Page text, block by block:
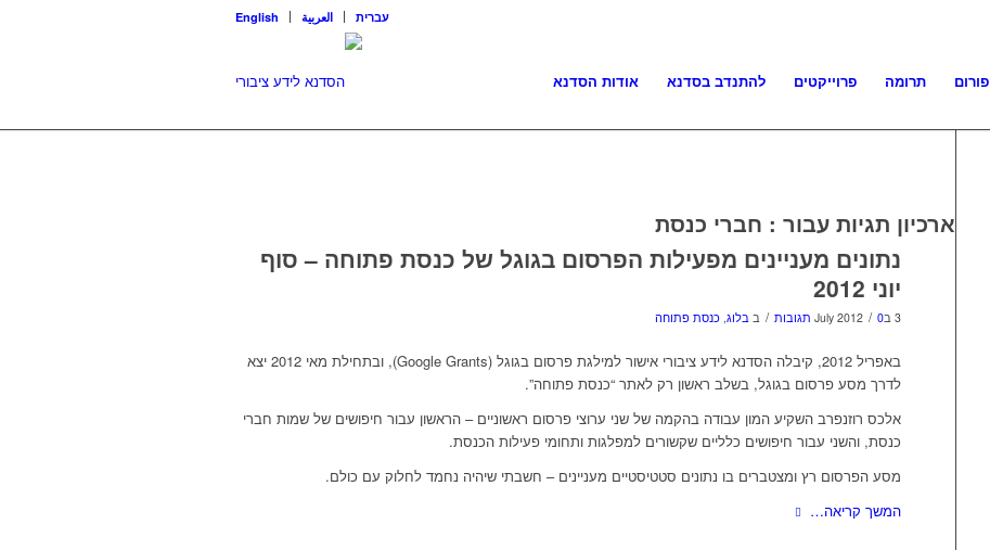
English العربية עברית
אודות הסדנא להתנדב בסדנא פרוייקטים תרומה פורום
ארכיון תגיות עבור : חברי כנסת
נתונים מעניינים מפעילות הפרסום בגוגל של כנסת פתוחה – סוף
יוני 2012
3 בJuly 2012 / 0 תגובות / ב בלוג, כנסת פתוחה
באפריל 2012, קיבלה הסדנא לידע ציבורי אישור למילגת פרסום בגוגל (Google Grants), ובתחילת מאי 2012 יצא
לדרך מסע פרסום בגוגל, בשלב ראשון רק לאתר “כנסת פתוחה”.
אלכס רוזנפרב השקיע המון עבודה בהקמה של שני ערוצי פרסום ראשוניים – הראשון עבור חיפושים של שמות חברי
כנסת, והשני עבור חיפושים כלליים שקשורים למפלגות ותחומי פעילות הכנסת.
מסע הפרסום רץ ומצטברים בו נתונים סטטיסטיים מעניינים – חשבתי שיהיה נחמד לחלוק עם כולם.
המשך קריאה…